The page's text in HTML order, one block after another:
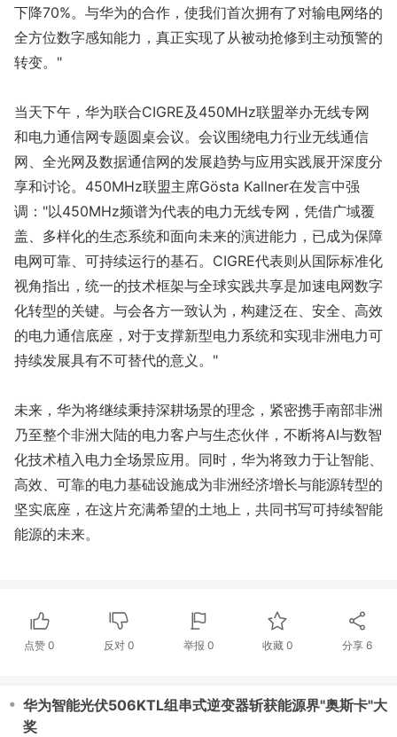
下降70%。与华为的合作，使我们首次拥有了对输电网络的
全方位数字感知能力，真正实现了从被动抢修到主动预警的
转变。"
当天下午，华为联合CIGRE及450MHz联盟举办无线专网
和电力通信网专题圆桌会议。会议围绕电力行业无线通信
网、全光网及数据通信网的发展趋势与应用实践展开深度分
享和讨论。450MHz联盟主席Gösta Kallner在发言中强
调："以450MHz频谱为代表的电力无线专网，凭借广域覆
盖、多样化的生态系统和面向未来的演进能力，已成为保障
电网可靠、可持续运行的基石。CIGRE代表则从国际标准化
视角指出，统一的技术框架与全球实践共享是加速电网数字
化转型的关键。与会各方一致认为，构建泛在、安全、高效
的电力通信底座，对于支撑新型电力系统和实现非洲电力可
持续发展具有不可替代的意义。"
未来，华为将继续秉持深耕场景的理念，紧密携手南部非洲
乃至整个非洲大陆的电力客户与生态伙伴，不断将AI与数智
化技术植入电力全场景应用。同时，华为将致力于让智能、
高效、可靠的电力基础设施成为非洲经济增长与能源转型的
坚实底座，在这片充满希望的土地上，共同书写可持续智能
能源的未来。
点赞0 反对 0 举报 0 收藏 0 分享6
・ 华为智能光伏506KTL组串式逆变器斩获能源界"奥斯卡"大
奖